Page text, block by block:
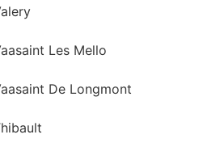
Les Mello
De Longmont